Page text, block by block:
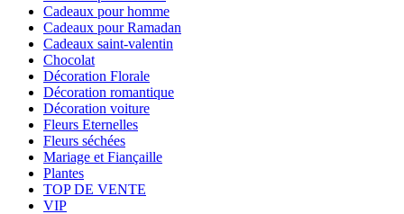
Cadeaux pour homme
Cadeaux pour Ramadan
Cadeaux saint-valentin
Chocolat
Décoration Florale
Décoration romantique
Décoration voiture
Fleurs Eternelles
Fleurs séchées
Mariage et Fiançaille
Plantes
TOP DE VENTE
VIP